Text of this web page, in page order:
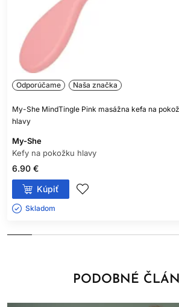
Odporúčame Naša značka
My-She MindTingle Pink masážna kefa na
hlavy
My-She
Kefy na pokožku hlavy
6.90 €
Kúpiť
Skladom ㅤ
PODOBNÉ